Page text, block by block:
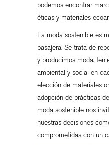
podemos encontrar
éticas y materiales
La moda sostenible es
pasajera. Se trata de
y producimos moda,
ambiental y social en
elección de materiales
adopción de prácticas
moda sostenible nos
nuestras decisiones
comprometidas con un